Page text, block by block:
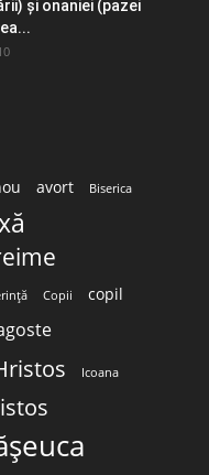
şi onaniei (pazei
avort Biserica
Copii
copil
Icoana